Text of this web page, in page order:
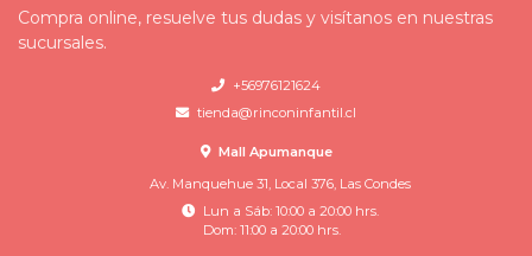
Compra online, resuelve tus dudas y visítanos en nuestras
sucursales.
+56976121624
tienda@rinconinfantil.cl
Mall Apumanque
Av. Manquehue 31, Local 376, Las Condes
Lun a Sáb: 10:00 a 20:00 hrs.
Dom: 11:00 a 20:00 hrs.